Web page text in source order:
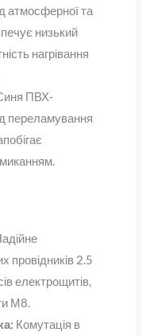
атмосферної та
низький
нагрівання
ПВХ-
переламування
провідників 2.5
електрощитів,
М8.
Комутація в